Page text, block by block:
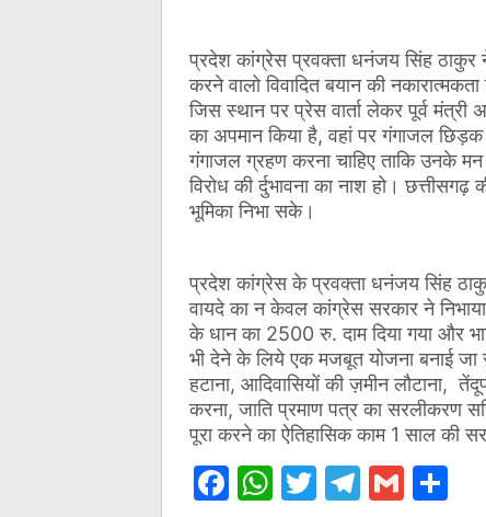
प्रदेश कांग्रेस प्रवक्ता धनंजय सिंह ठाकुर
करने वालो विवादित बयान की
जिस स्थान पर प्रेस वार्ता लेकर पूर्व
का अपमान किया है, वहां पर गंगाजल
गंगाजल ग्रहण करना चाहिए ताकि उनके
विरोध की र्दुभावना का नाश हो।
भूमिका निभा सके।
प्रदेश कांग्रेस के प्रवक्ता धनंजय सिंह
वायदे का न केवल कांग्रेस सरकार ने
के धान का 2500 रु. दाम दिया गया और
भी देने के लिये एक मजबूत योजना बनाई जा
हटाना, आदिवासियों की ज़मीन लौटाना,
करना, जाति प्रमाण पत्र का सरलीकरण
पूरा करने का ऐतिहासिक काम 1 साल की
Facebook
WhatsApp
TwitterGmail